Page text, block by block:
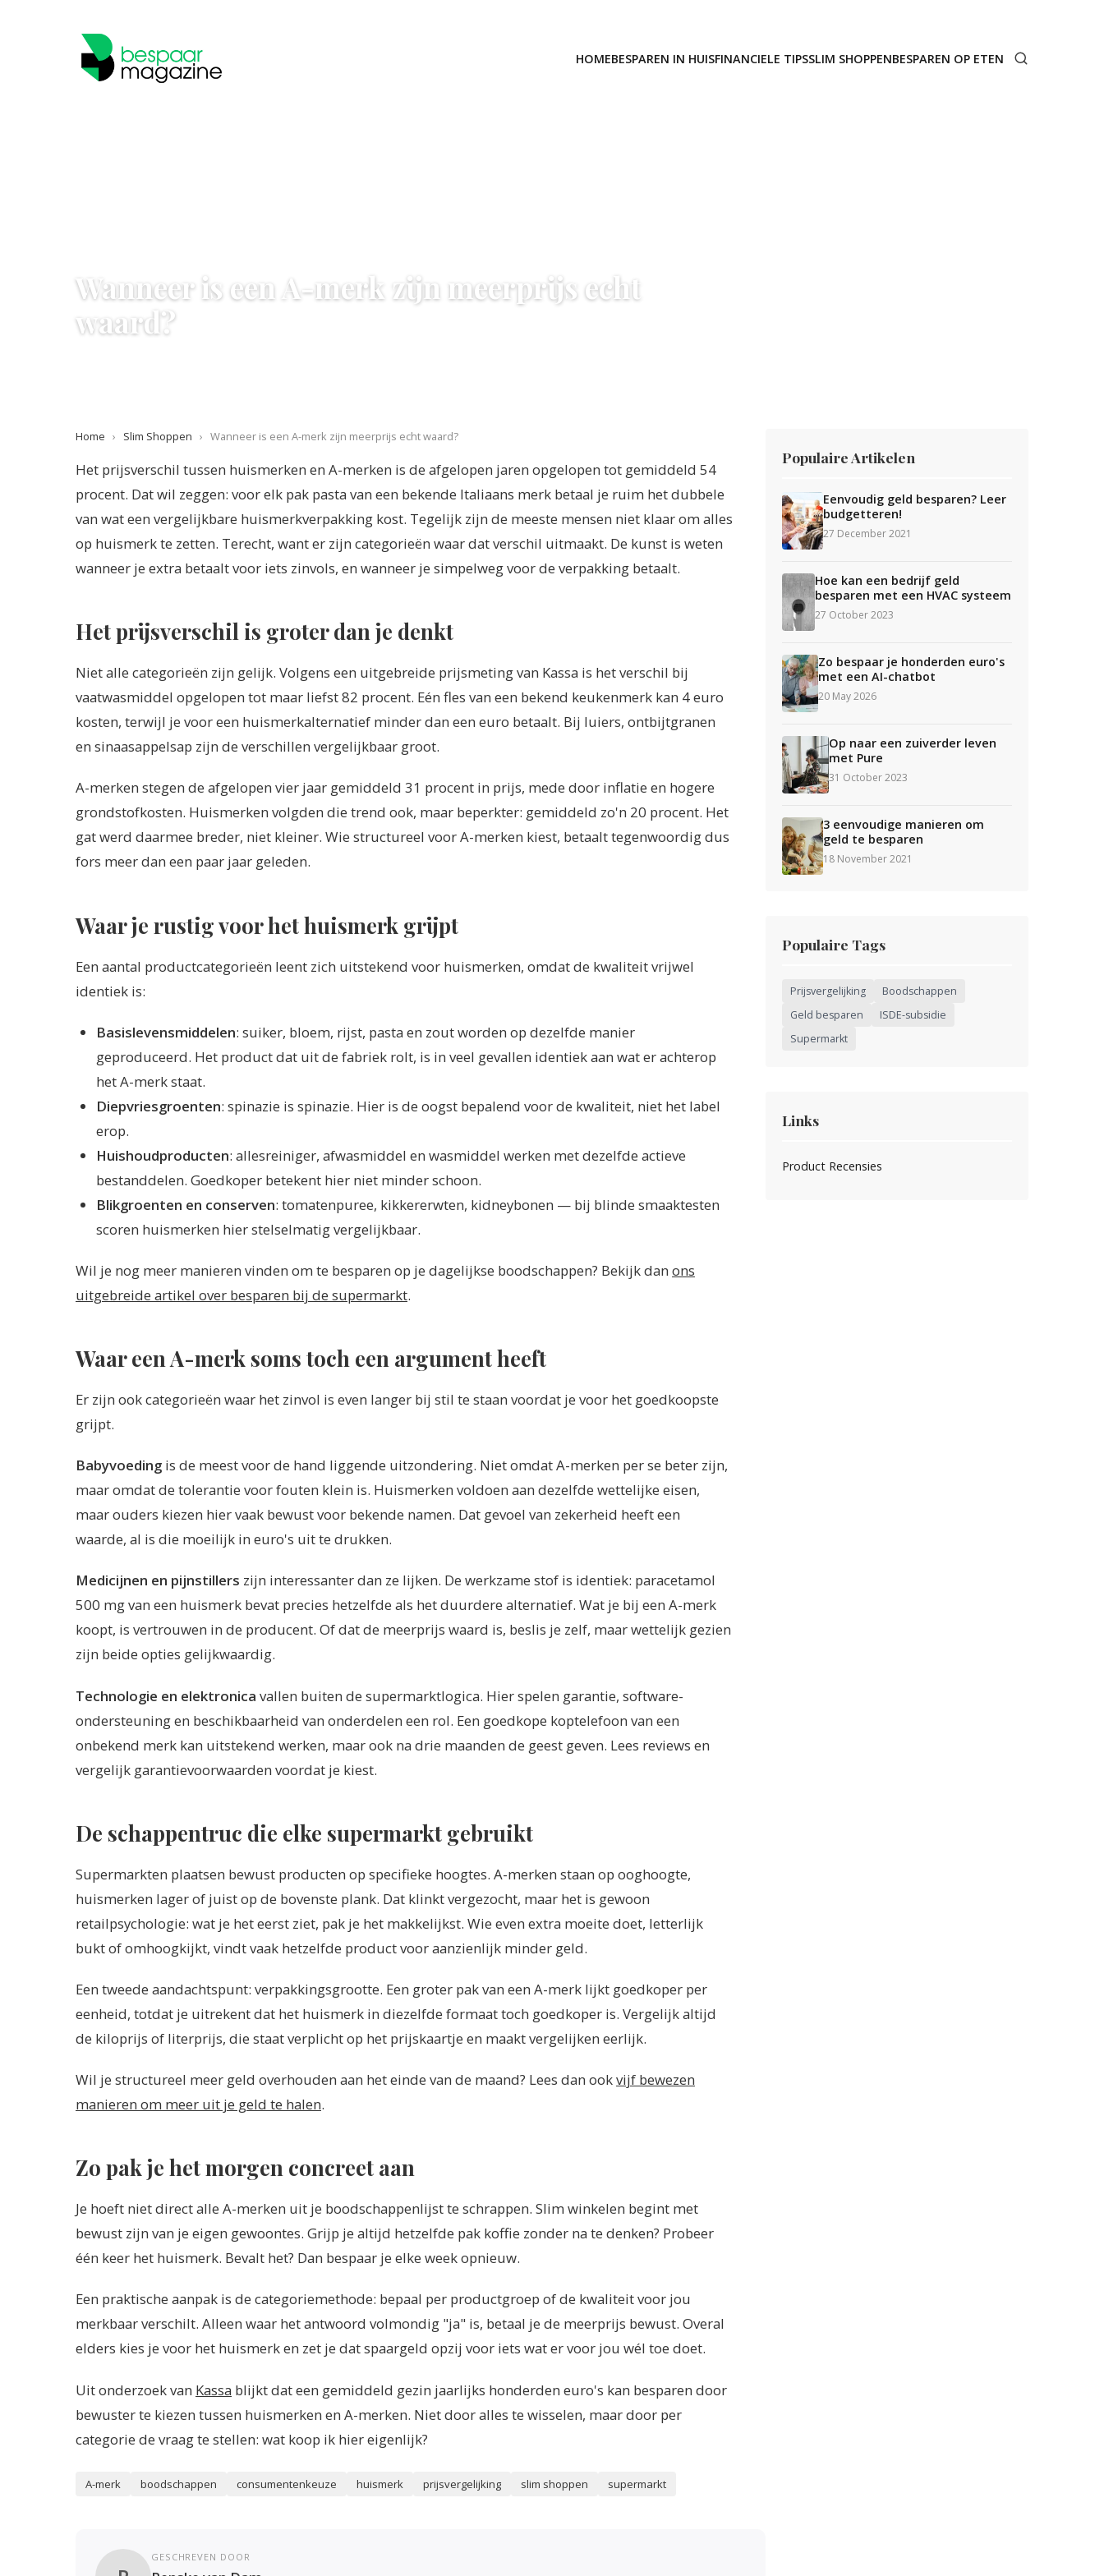
HOMEBESPAREN IN HUISFINANCIELE TIPSSLIM SHOPPENBESPAREN OP ETEN
Wanneer is een A-merk zijn meerprijs echt
waard?
Home › Slim Shoppen › Wanneer is een A-merk zijn meerprijs echt waard?
Het prijsverschil tussen huismerken en A-merken is de afgelopen jaren opgelopen tot gemiddeld 54
procent. Dat wil zeggen: voor elk pak pasta van een bekende Italiaans merk betaal je ruim het dubbele
van wat een vergelijkbare huismerkverpakking kost. Tegelijk zijn de meeste mensen niet klaar om alles
op huismerk te zetten. Terecht, want er zijn categorieën waar dat verschil uitmaakt. De kunst is weten
wanneer je extra betaalt voor iets zinvols, en wanneer je simpelweg voor de verpakking betaalt.
Het prijsverschil is groter dan je denkt
Niet alle categorieën zijn gelijk. Volgens een uitgebreide prijsmeting van Kassa is het verschil bij
vaatwasmiddel opgelopen tot maar liefst 82 procent. Eén fles van een bekend keukenmerk kan 4 euro
kosten, terwijl je voor een huismerkalternatief minder dan een euro betaalt. Bij luiers, ontbijtgranen
en sinaasappelsap zijn de verschillen vergelijkbaar groot.
A-merken stegen de afgelopen vier jaar gemiddeld 31 procent in prijs, mede door inflatie en hogere
grondstofkosten. Huismerken volgden die trend ook, maar beperkter: gemiddeld zo'n 20 procent. Het
gat werd daarmee breder, niet kleiner. Wie structureel voor A-merken kiest, betaalt tegenwoordig dus
fors meer dan een paar jaar geleden.
Waar je rustig voor het huismerk grijpt
Een aantal productcategorieën leent zich uitstekend voor huismerken, omdat de kwaliteit vrijwel
identiek is:
Basislevensmiddelen: suiker, bloem, rijst, pasta en zout worden op dezelfde manier
geproduceerd. Het product dat uit de fabriek rolt, is in veel gevallen identiek aan wat er achterop
het A-merk staat.
Diepvriesgroenten: spinazie is spinazie. Hier is de oogst bepalend voor de kwaliteit, niet het label
erop.
Huishoudproducten: allesreiniger, afwasmiddel en wasmiddel werken met dezelfde actieve
bestanddelen. Goedkoper betekent hier niet minder schoon.
Blikgroenten en conserven: tomatenpuree, kikkererwten, kidneybonen — bij blinde smaaktesten
scoren huismerken hier stelselmatig vergelijkbaar.
Wil je nog meer manieren vinden om te besparen op je dagelijkse boodschappen? Bekijk dan ons
uitgebreide artikel over besparen bij de supermarkt.
Waar een A-merk soms toch een argument heeft
Er zijn ook categorieën waar het zinvol is even langer bij stil te staan voordat je voor het goedkoopste
grijpt.
Babyvoeding is de meest voor de hand liggende uitzondering. Niet omdat A-merken per se beter zijn,
maar omdat de tolerantie voor fouten klein is. Huismerken voldoen aan dezelfde wettelijke eisen,
maar ouders kiezen hier vaak bewust voor bekende namen. Dat gevoel van zekerheid heeft een
waarde, al is die moeilijk in euro's uit te drukken.
Medicijnen en pijnstillers zijn interessanter dan ze lijken. De werkzame stof is identiek: paracetamol
500 mg van een huismerk bevat precies hetzelfde als het duurdere alternatief. Wat je bij een A-merk
koopt, is vertrouwen in de producent. Of dat de meerprijs waard is, beslis je zelf, maar wettelijk gezien
zijn beide opties gelijkwaardig.
Technologie en elektronica vallen buiten de supermarktlogica. Hier spelen garantie, software-
ondersteuning en beschikbaarheid van onderdelen een rol. Een goedkope koptelefoon van een
onbekend merk kan uitstekend werken, maar ook na drie maanden de geest geven. Lees reviews en
vergelijk garantievoorwaarden voordat je kiest.
De schappentruc die elke supermarkt gebruikt
Supermarkten plaatsen bewust producten op specifieke hoogtes. A-merken staan op ooghoogte,
huismerken lager of juist op de bovenste plank. Dat klinkt vergezocht, maar het is gewoon
retailpsychologie: wat je het eerst ziet, pak je het makkelijkst. Wie even extra moeite doet, letterlijk
bukt of omhoogkijkt, vindt vaak hetzelfde product voor aanzienlijk minder geld.
Een tweede aandachtspunt: verpakkingsgrootte. Een groter pak van een A-merk lijkt goedkoper per
eenheid, totdat je uitrekent dat het huismerk in diezelfde formaat toch goedkoper is. Vergelijk altijd
de kiloprijs of literprijs, die staat verplicht op het prijskaartje en maakt vergelijken eerlijk.
Wil je structureel meer geld overhouden aan het einde van de maand? Lees dan ookvijf bewezen
manieren om meer uit je geld te halen.
Zo pak je het morgen concreet aan
Je hoeft niet direct alle A-merken uit je boodschappenlijst te schrappen. Slim winkelen begint met
bewust zijn van je eigen gewoontes. Grijp je altijd hetzelfde pak koffie zonder na te denken? Probeer
één keer het huismerk. Bevalt het? Dan bespaar je elke week opnieuw.
Een praktische aanpak is de categoriemethode: bepaal per productgroep of de kwaliteit voor jou
merkbaar verschilt. Alleen waar het antwoord volmondig "ja" is, betaal je de meerprijs bewust. Overal
elders kies je voor het huismerk en zet je dat spaargeld opzij voor iets wat er voor jou wél toe doet.
Uit onderzoek van Kassa blijkt dat een gemiddeld gezin jaarlijks honderden euro's kan besparen door
bewuster te kiezen tussen huismerken en A-merken. Niet door alles te wisselen, maar door per
categorie de vraag te stellen: wat koop ik hier eigenlijk?
A-merk boodschappen consumentenkeuze huismerk prijsvergelijking slim shoppen supermarkt
GESCHREVEN DOOR
Populaire Artikelen
Eenvoudig geld besparen? Leer
budgetteren!
27 December 2021
Hoe kan een bedrijf geld
besparen met een HVAC systeem
27 October 2023
Zo bespaar je honderden euro's
met een AI-chatbot
20 May 2026
Op naar een zuiverder leven
met Pure
31 October 2023
3 eenvoudige manieren om
geld te besparen
18 November 2021
Populaire Tags
Prijsvergelijking
Boodschappen
Geld besparen
ISDE-subsidie
Supermarkt
Links
Product Recensies